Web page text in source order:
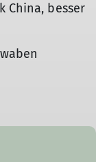
China, besser